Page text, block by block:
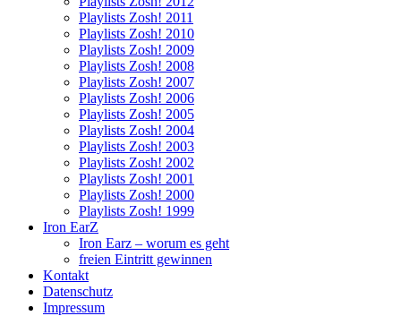
Playlists Zosh! 2011
Playlists Zosh! 2010
Playlists Zosh! 2009
Playlists Zosh! 2008
Playlists Zosh! 2007
Playlists Zosh! 2006
Playlists Zosh! 2005
Playlists Zosh! 2004
Playlists Zosh! 2003
Playlists Zosh! 2002
Playlists Zosh! 2001
Playlists Zosh! 2000
Playlists Zosh! 1999
Iron EarZ
Iron Earz – worum es geht
freien Eintritt gewinnen
Kontakt
Datenschutz
Impressum